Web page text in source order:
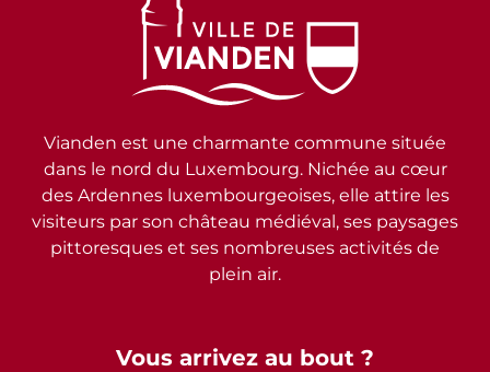
Vous arrivez au bout ?
Vianden est une charmante commune située
dans le nord du Luxembourg. Nichée au cœur
des Ardennes luxembourgeoises, elle attire les
visiteurs par son château médiéval, ses paysages
pittoresques et ses nombreuses activités de
plein air.